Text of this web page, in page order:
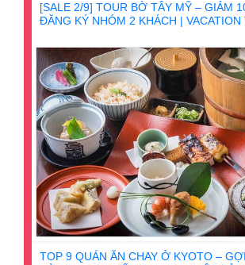
[SALE 2/9] TOUR BỜ TÂY MỸ – GIẢM
ĐĂNG KÝ NHÓM 2 KHÁCH | VACATION
TOP 9 QUÁN ĂN CHAY Ở KYOTO –